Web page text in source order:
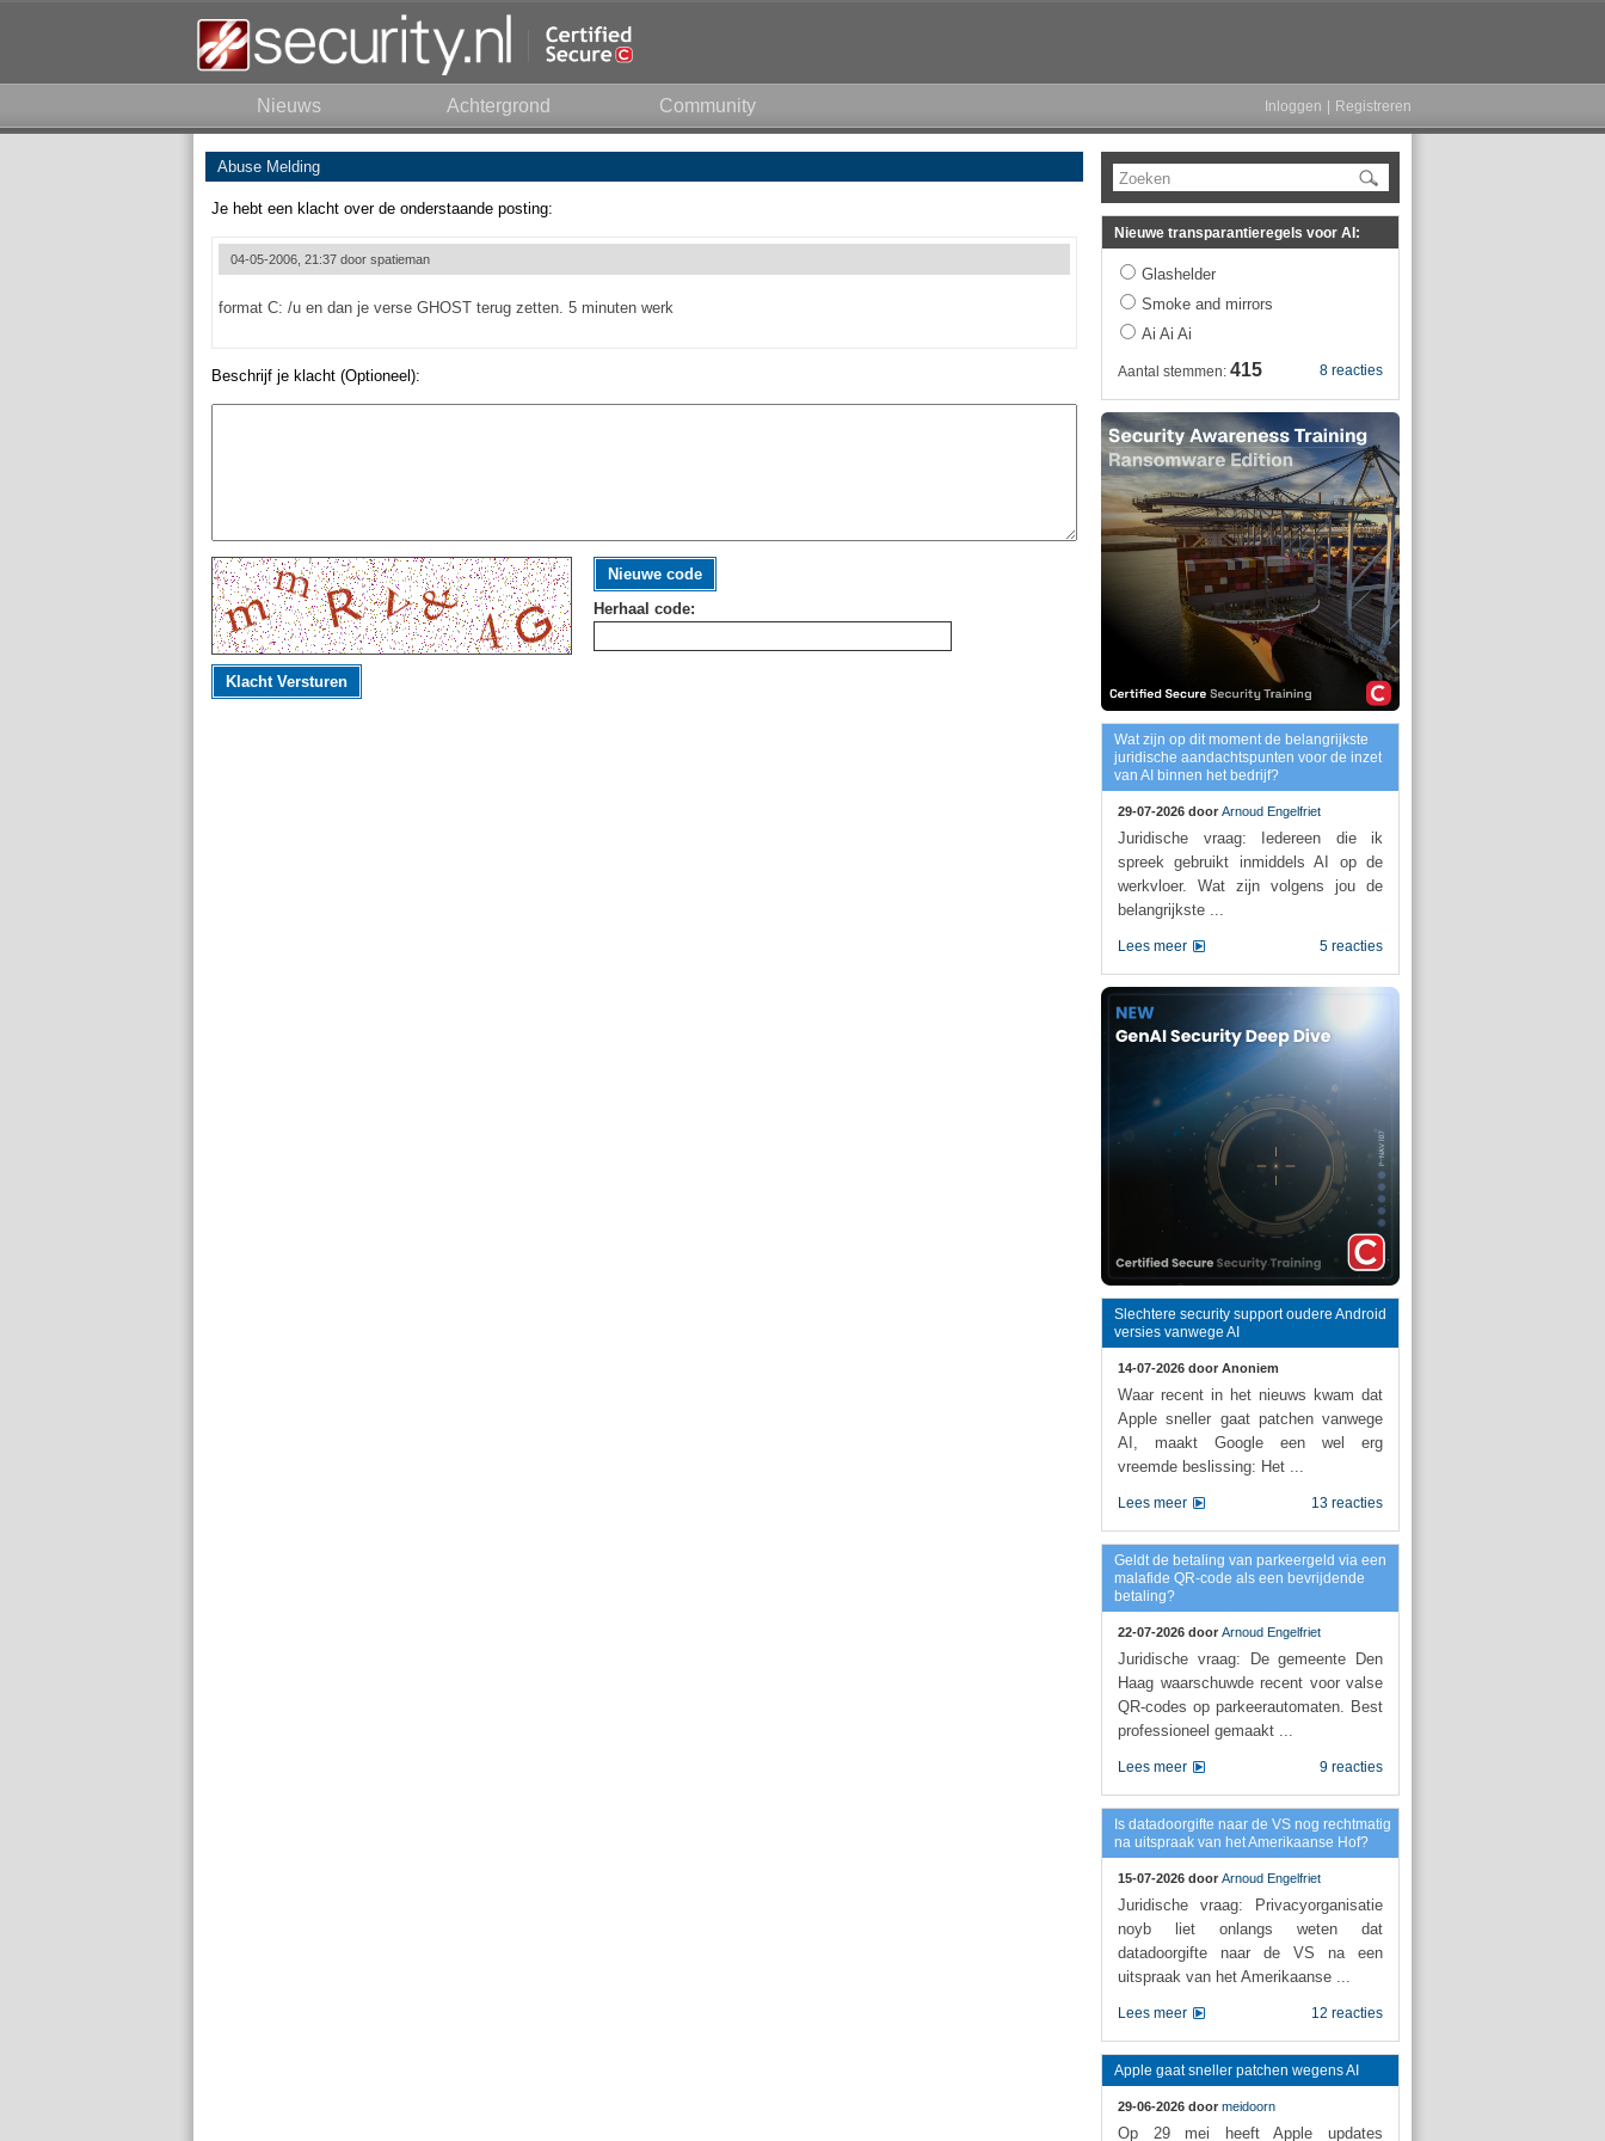
Nieuws Achtergrond Community Inloggen Registreren
Abuse Melding
Je hebt een klacht over de onderstaande posting:
04-05-2006, 21:37 door spatieman
format C: /u en dan je verse GHOST terug zetten. 5 minuten werk
Beschrijf je klacht (Optioneel):
Nieuwe code
Herhaal code:
Klacht Versturen
Zoeken
Nieuwe transparantieregels voor AI:
Glashelder
Smoke and mirrors
Ai Ai Ai
8 reacties
Aantal stemmen: 415
Wat zijn op dit moment de belangrijkste
juridische aandachtspunten voor de inzet
van AI binnen het bedrijf?
29-07-2026 door Arnoud Engelfriet
Juridische vraag: Iedereen die ik
spreek gebruikt inmiddels AI op de
werkvloer. Wat zijn volgens jou de
belangrijkste ...
5 reacties
Lees meer
Slechtere security support oudere Android
versies vanwege AI
14-07-2026 door Anoniem
Waar recent in het nieuws kwam dat
Apple sneller gaat patchen vanwege
AI, maakt Google een wel erg
vreemde beslissing: Het ...
13 reacties
Lees meer
Geldt de betaling van parkeergeld via een
malafide QR-code als een bevrijdende
betaling?
22-07-2026 door Arnoud Engelfriet
Juridische vraag: De gemeente Den
Haag waarschuwde recent voor valse
QR-codes op parkeerautomaten. Best
professioneel gemaakt ...
9 reacties
Lees meer
Is datadoorgifte naar de VS nog rechtmatig
na uitspraak van het Amerikaanse Hof?
15-07-2026 door Arnoud Engelfriet
Juridische vraag: Privacyorganisatie
noyb liet onlangs weten dat
datadoorgifte naar de VS na een
uitspraak van het Amerikaanse ...
12 reacties
Lees meer
Apple gaat sneller patchen wegens AI
29-06-2026 door meidoorn
Op 29 mei heeft Apple updates